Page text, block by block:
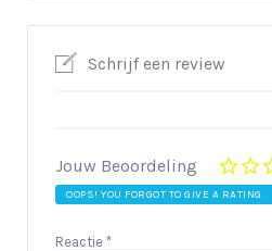
Schrijf een review
Jouw Beoordeling
OOPS! YOU FORGOT TO GIVE A RATING.
Reactie *